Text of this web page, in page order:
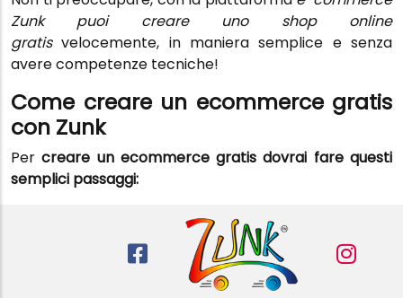
Zunk puoi creare uno shop online
gratisvelocemente, in maniera semplice e senza
avere competenze tecniche!
Come creare un ecommerce gratis
con Zunk
Percreare un ecommerce gratis dovrai fare questi
semplici passaggi: